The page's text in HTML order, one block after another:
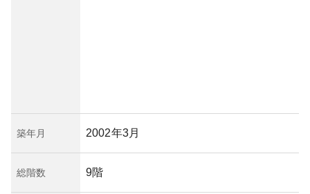
築年月 2002年3月
総階数 9階